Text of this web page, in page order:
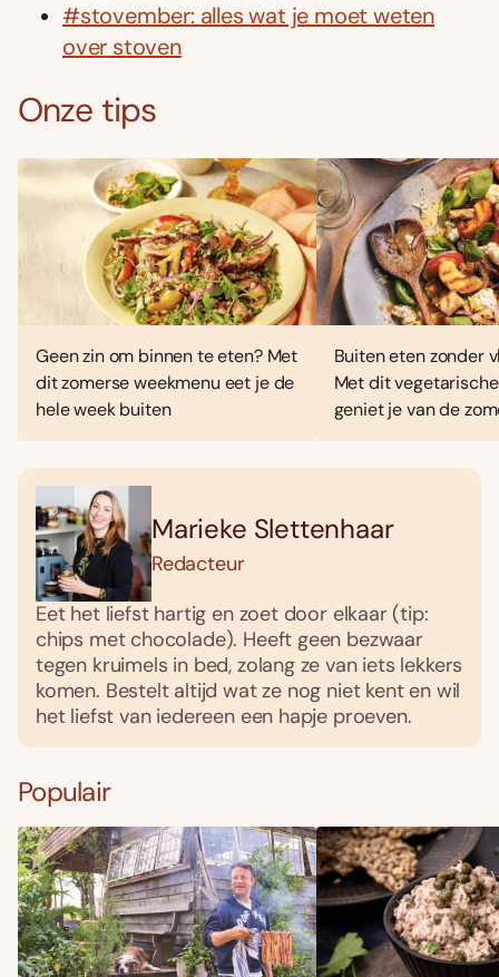
#stovember: alles wat je moet weten
over stoven
Onze tips
Geen zin om binnen te eten? Met
dit zomerse weekmenu eet je de
hele week buiten
Buiten eten zonder
Met dit
geniet je van de
Marieke Slettenhaar
Redacteur
Eet het liefst hartig en zoet door elkaar (tip:
chips met chocolade). Heeft geen bezwaar
tegen kruimels in bed, zolang ze van iets lekkers
komen. Bestelt altijd wat ze nog niet kent en wil
het liefst van iedereen een hapje proeven.
Populair